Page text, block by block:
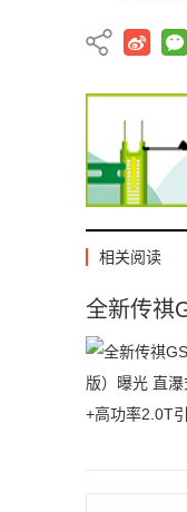
相关阅读
全新传祺